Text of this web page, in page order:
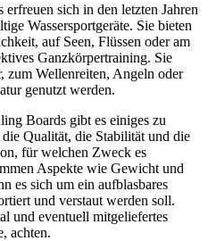
sich in den letzten Jahren
Wassersportgeräte. Sie bieten
auf Seen, Flüssen oder am
Ganzkörpertraining. Sie
zum Wellenreiten, Angeln oder
genutzt werden.
Boards gibt es einiges zu
Qualität, die Stabilität und die
für welchen Zweck es
Aspekte wie Gewicht und
es sich um ein aufblasbares
und verstaut werden soll.
und eventuell mitgeliefertes
achten.